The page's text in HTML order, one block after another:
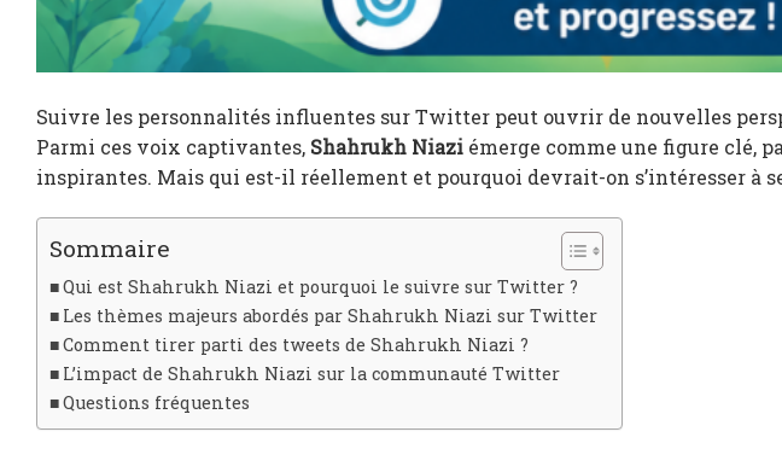
Suivre les personnalités influentes sur Twitter peut ouvrir de nouvelles
Parmi ces voix captivantes, Shahrukh Niazi émerge comme une figure clé,
inspirantes. Mais qui est-il réellement et pourquoi devrait-on s’intéresser à
Sommaire
Qui est Shahrukh Niazi et pourquoi le suivre sur Twitter ?
Les thèmes majeurs abordés par Shahrukh Niazi sur Twitter
Comment tirer parti des tweets de Shahrukh Niazi ?
L’impact de Shahrukh Niazi sur la communauté Twitter
Questions fréquentes